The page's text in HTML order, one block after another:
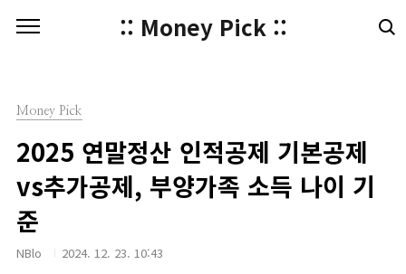
:: Money Pick ::
Money Pick
2025 연말정산 인적공제 기본공제
vs추가공제, 부양가족 소득 나이 기
준
NBlo 2024. 12. 23. 10:43